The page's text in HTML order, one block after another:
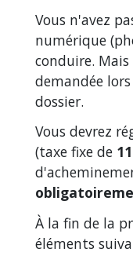
Vous n'avez
numérique
conduire.
demandée
dossier.
Vous devrez
(taxe fixe de
À la fin de la
éléments